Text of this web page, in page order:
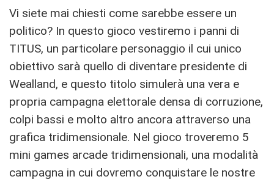
Vi siete mai chiesti come sarebbe essere un
politico? In questo gioco vestiremo i panni di
TITUS, un particolare personaggio il cui unico
obiettivo sarà quello di diventare presidente di
Wealland, e questo titolo simulerà una vera e
propria campagna elettorale densa di corruzione,
colpi bassi e molto altro ancora attraverso una
grafica tridimensionale. Nel gioco troveremo 5
mini games arcade tridimensionali, una modalità
campagna in cui dovremo conquistare le nostre